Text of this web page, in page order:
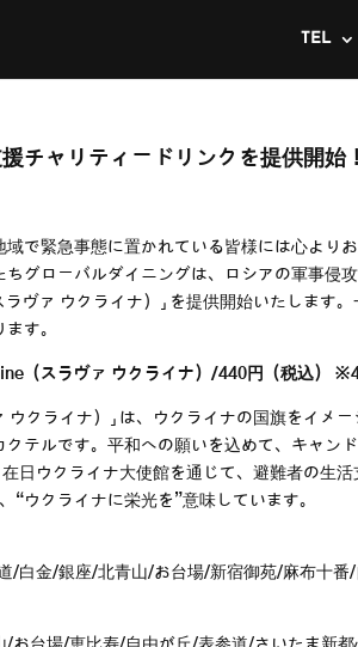
TEL
援チャリティードリンクを提供開
域で緊急事態に置かれている皆様には心より
ちグローバルダイニングは、ロシアの軍事侵
ラヴァ ウクライナ）」を提供開始いたしま
す。
（スラヴァ ウクライナ）/440円（税込）
ウクライナ）」は、ウクライナの国旗をイメ
クテルです。平和への願いを込めて、キャン
日ウクライナ大使館を通じて、避難者の生
“ウクライナに栄光を”意味しています。
/白金/銀座/北青山/お台場/新宿御苑/麻布十